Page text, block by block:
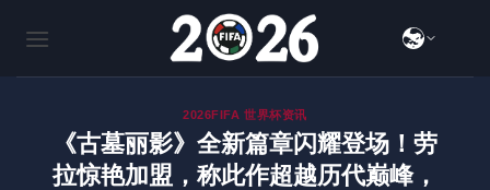
2026FIFA 世界杯资讯
《古墓丽影》全新篇章闪耀登场！劳
拉惊艳加盟，称此作超越历代巅峰，